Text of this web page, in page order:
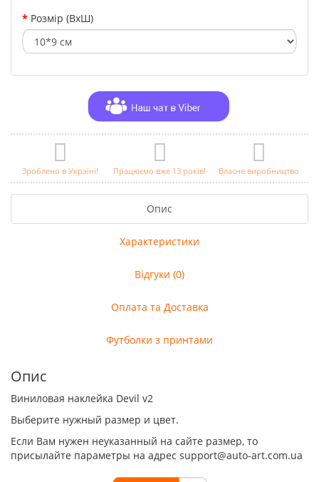
Розмір (ВхШ)
Зроблено в Україні! Працюємо вже 13 років! Власне виробництво
Опис
Характеристики
Відгуки (0)
Оплата та Доставка
Футболки з принтами
Опис
Виниловая наклейка Devil v2
Выберите нужный размер и цвет.
Если Вам нужен неуказанный на сайте размер, то
присылайте параметры на адрес support@auto-art.com.ua